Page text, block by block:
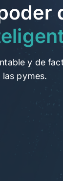
y de
pymes.